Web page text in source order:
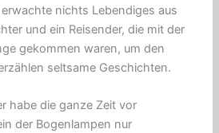
nichts Lebendiges aus
und ein Reisender, die mit der
gekommen waren, um den
seltsame Geschichten.
habe die ganze Zeit vor
der Bogenlampen nur